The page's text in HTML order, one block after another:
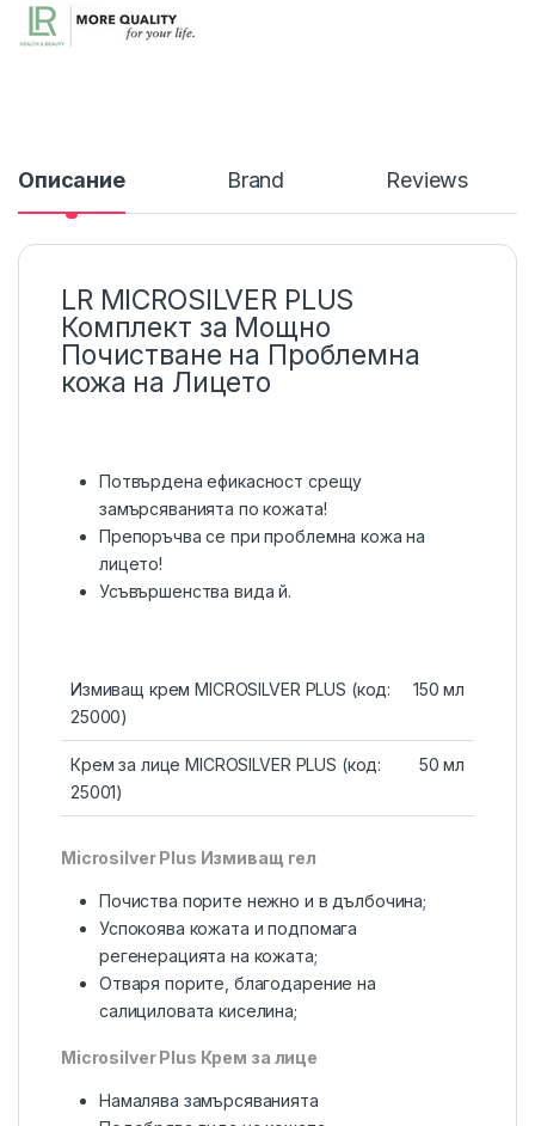
Описание Brand Reviews
LR MICROSILVER PLUS
Комплект за Мощно
Почистване на Проблемна
кожа на Лицето
Потвърдена ефикасност срещу
замърсяванията по кожата!
Препоръчва се при проблемна кожа на
лицето!
Усъвършенства вида й.
Измиващ крем MICROSILVER PLUS (код:
25000)
150 мл
Крем за лице MICROSILVER PLUS (код:
25001)
50 мл
Microsilver Plus Измиващ гел
Почиства порите нежно и в дълбочина;
Успокоява кожата и подпомага
регенерацията на кожата;
Отваря порите, благодарение на
салициловата киселина;
Microsilver Plus Крем за лице
Намалява замърсяванията